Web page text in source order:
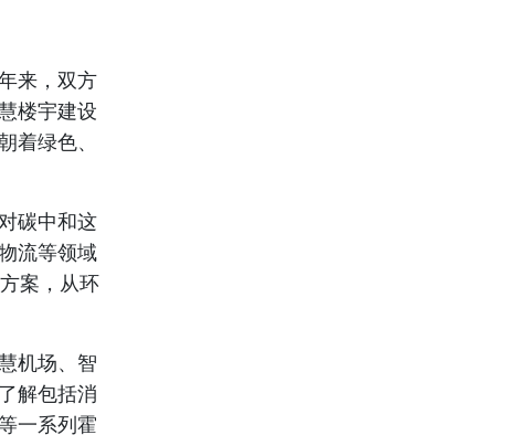
来，双方
楼宇建设
着绿色、
碳中和这
流等领域
案，从环
机场、智
解包括消
一系列霍